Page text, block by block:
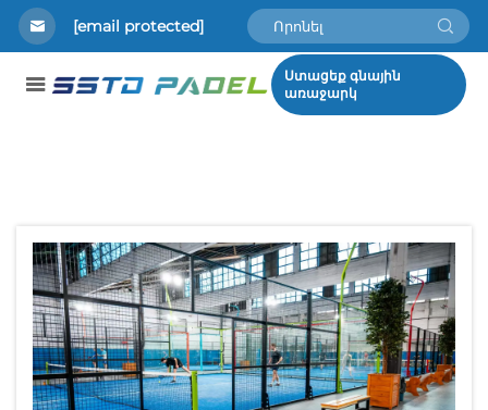
[email protected]
Ստացեք գնային
առաջարկ